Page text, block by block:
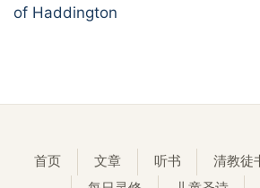
of Haddington
首页 文章 听书 清教徒